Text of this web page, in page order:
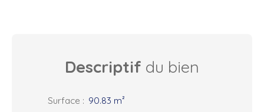
Descriptif du bien
Surface : 90.83 m²